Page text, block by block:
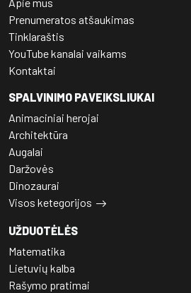
Prenumeratos atšaukimas
Tinklaraštis
YouTube kanalai vaikams
Kontaktai
SPALVINIMO PAVEIKSLIUKAI
Animaciniai herojai
Architektūra
Augalai
Daržovės
Dinozaurai
Visos ketegorijos
UŽDUOTĖLĖS
Matematika
Lietuvių kalba
Rašymo pratimai